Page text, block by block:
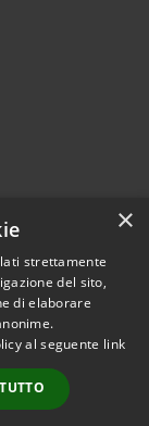
• Comune di
Powered by
•Accesso
×
strettamente
del sito,
di elaborare
al seguente link